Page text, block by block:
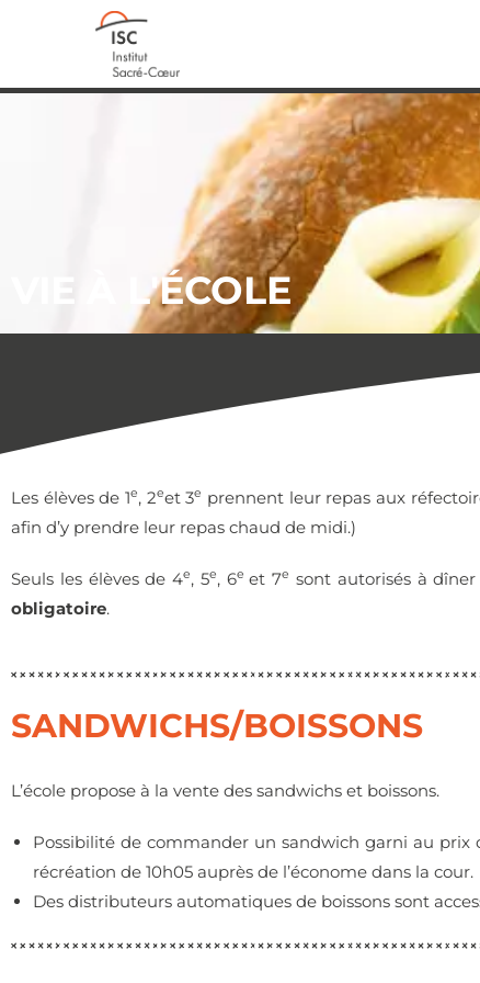
VIE À L'ÉCOLE
Les élèves de 1e, 2eet 3e prennent leur repas aux
afin d’y prendre leur repas chaud de midi.)
Seuls les élèves de 4e, 5e, 6e et 7e sont autorisés à
obligatoire.
SANDWICHS/BOISSONS
L’école propose à la vente des sandwichs et boissons.
Possibilité de commander un sandwich garni au
récréation de 10h05 auprès de l’économe dans la cour.
Des distributeurs automatiques de boissons sont